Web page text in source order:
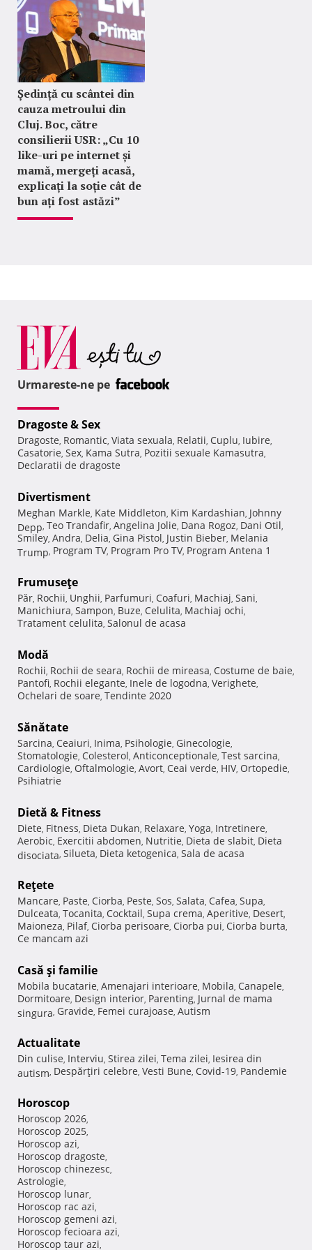
Ședință cu scântei din
cauza metroului din
Cluj. Boc, către
consilierii USR: „Cu 10
like-uri pe internet și
mamă, mergeți acasă,
explicați la soție cât de
bun ați fost astăzi”
Urmareste-ne pe
Dragoste & Sex
Dragoste, Romantic, Viata sexuala, Relatii, Cuplu, Iubire,
Casatorie, Sex, Kama Sutra, Pozitii sexuale Kamasutra,
Declaratii de dragoste
Divertisment
Meghan Markle, Kate Middleton, Kim Kardashian, Johnny
Depp, Teo Trandafir, Angelina Jolie, Dana Rogoz, Dani Otil,
Smiley, Andra, Delia, Gina Pistol, Justin Bieber, Melania
Trump, Program TV, Program Pro TV, Program Antena 1
Frumuseţe
Păr, Rochii, Unghii, Parfumuri, Coafuri, Machiaj, Sani,
Manichiura, Sampon, Buze, Celulita, Machiaj ochi,
Tratament celulita, Salonul de acasa
Modă
Rochii, Rochii de seara, Rochii de mireasa, Costume de baie,
Pantofi, Rochii elegante, Inele de logodna, Verighete,
Ochelari de soare, Tendinte 2020
Sănătate
Sarcina, Ceaiuri, Inima, Psihologie, Ginecologie,
Stomatologie, Colesterol, Anticonceptionale, Test sarcina,
Cardiologie, Oftalmologie, Avort, Ceai verde, HIV, Ortopedie,
Psihiatrie
Dietă & Fitness
Diete, Fitness, Dieta Dukan, Relaxare, Yoga, Intretinere,
Aerobic, Exercitii abdomen, Nutritie, Dieta de slabit, Dieta
disociata, Silueta, Dieta ketogenica, Sala de acasa
Reţete
Mancare, Paste, Ciorba, Peste, Sos, Salata, Cafea, Supa,
Dulceata, Tocanita, Cocktail, Supa crema, Aperitive, Desert,
Maioneza, Pilaf, Ciorba perisoare, Ciorba pui, Ciorba burta,
Ce mancam azi
Casă şi familie
Mobila bucatarie, Amenajari interioare, Mobila, Canapele,
Dormitoare, Design interior, Parenting, Jurnal de mama
singura, Gravide, Femei curajoase, Autism
Actualitate
Din culise, Interviu, Stirea zilei, Tema zilei, Iesirea din
autism, Despărţiri celebre, Vesti Bune, Covid-19, Pandemie
Horoscop
Horoscop 2026,
Horoscop 2025,
Horoscop azi,
Horoscop dragoste,
Horoscop chinezesc,
Astrologie,
Horoscop lunar,
Horoscop rac azi,
Horoscop gemeni azi,
Horoscop fecioara azi,
Horoscop taur azi,